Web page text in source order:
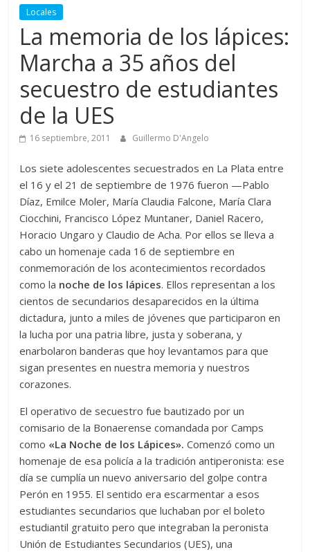
Locales
La memoria de los lápices:
Marcha a 35 años del
secuestro de estudiantes
de la UES
16 septiembre, 2011 Guillermo D'Angelo
Los siete adolescentes secuestrados en La Plata entre
el 16 y el 21 de septiembre de 1976 fueron —Pablo
Díaz, Emilce Moler, María Claudia Falcone, María Clara
Ciocchini, Francisco López Muntaner, Daniel Racero,
Horacio Ungaro y Claudio de Acha. Por ellos se lleva a
cabo un homenaje cada 16 de septiembre en
conmemoración de los acontecimientos recordados
como la noche de los lápices. Ellos representan a los
cientos de secundarios desaparecidos en la última
dictadura, junto a miles de jóvenes que participaron en
la lucha por una patria libre, justa y soberana, y
enarbolaron banderas que hoy levantamos para que
sigan presentes en nuestra memoria y nuestros
corazones.
El operativo de secuestro fue bautizado por un
comisario de la Bonaerense comandada por Camps
como «La Noche de los Lápices».Comenzó como un
homenaje de esa policía a la tradición antiperonista: ese
día se cumplía un nuevo aniversario del golpe contra
Perón en 1955. El sentido era escarmentar a esos
estudiantes secundarios que luchaban por el boleto
estudiantil gratuito pero que integraban la peronista
Unión de Estudiantes Secundarios (UES), una